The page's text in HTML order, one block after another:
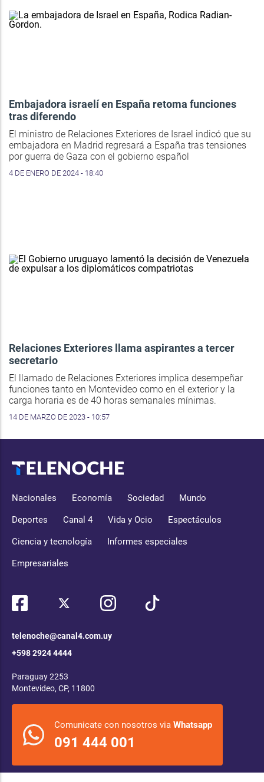
Embajadora israelí en España retoma funciones
tras diferendo
El ministro de Relaciones Exteriores de Israel indicó que su
embajadora en Madrid regresará a España tras tensiones
por guerra de Gaza con el gobierno español
4 DE ENERO DE 2024 - 18:40
Relaciones Exteriores llama aspirantes a tercer
secretario
El llamado de Relaciones Exteriores implica desempeñar
funciones tanto en Montevideo como en el exterior y la
carga horaria es de 40 horas semanales mínimas.
14 DE MARZO DE 2023 - 10:57
Nacionales Economía Sociedad Mundo
Deportes Canal 4 Vida y Ocio Espectáculos
Ciencia y tecnología Informes especiales
Empresariales
telenoche@canal4.com.uy
+598 2924 4444
Paraguay 2253
Montevideo, CP, 11800
Comunicate con nosotros via Whatsapp
091 444 001